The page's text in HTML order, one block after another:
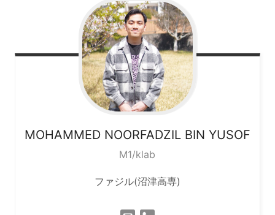
MOHAMMED NOORFADZIL BIN YUSOF
M1/klab
ファジル(沼津高専)